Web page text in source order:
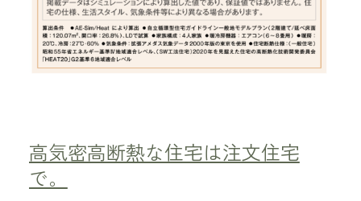
高気密高断熱な住宅は注文住宅
で。